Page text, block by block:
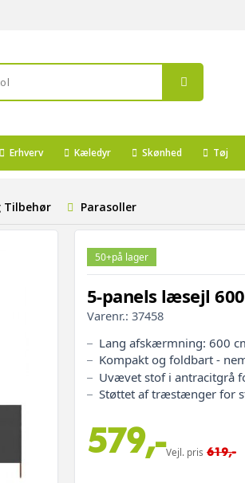
Erhverv Kæledyr Skønhed Tøj
Tilbehør Parasoller
50+på lager
5-panels læsejl
Varenr.: 37458
Lang afskærmning: 600
Kompakt og foldbart -
Uvævet stof i antracitgrå
Støttet af træstænger for
579,-Vejl. pris 619,-